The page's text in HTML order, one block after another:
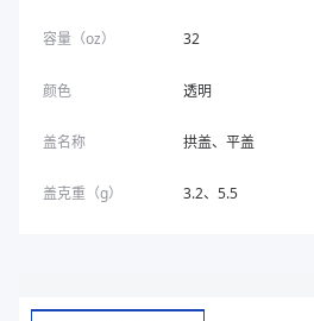
容量（oz） 32
颜色 透明
盖名称 拱盖、平盖
盖克重（g） 3.2、5.5